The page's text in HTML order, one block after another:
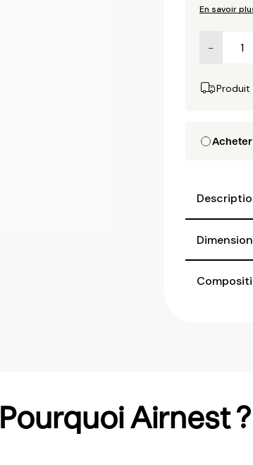
En savoir
−
Produit
Acheter
Pourquoi Airnest ?